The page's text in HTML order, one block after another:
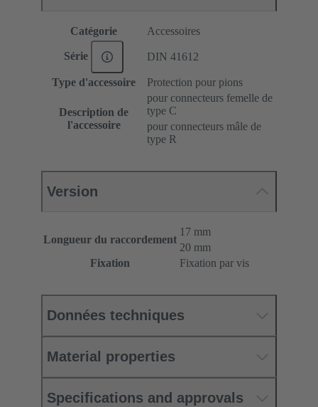
Catégorie Accessoires
Série DIN 41612
Type d'accessoire Protection pour pions
Description de
l'accessoire
pour connecteurs femelle de
type C
pour connecteurs mâle de
type R
Version
Longueur du raccordement
17 mm
20 mm
Fixation
Fixation par vis
Données techniques
Material properties
Specifications and approvals